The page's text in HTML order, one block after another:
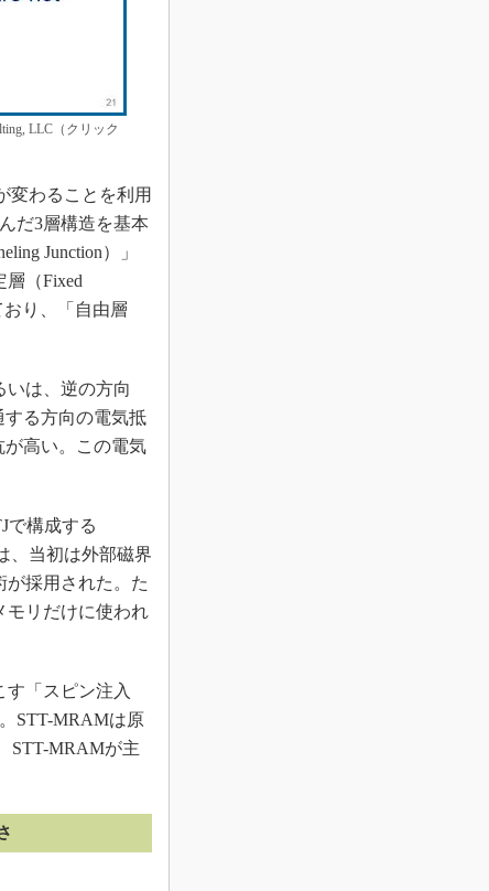
LLC（クリック
変わることを利用
だ3層構造を基本
Junction）」
（Fixed
り、「自由層
は、逆の方向
する方向の電気抵
高い。この電気
で構成する
、当初は外部磁界
が採用された。た
モリだけに使われ
「スピン注入
STT-MRAMは原
STT-MRAMが主